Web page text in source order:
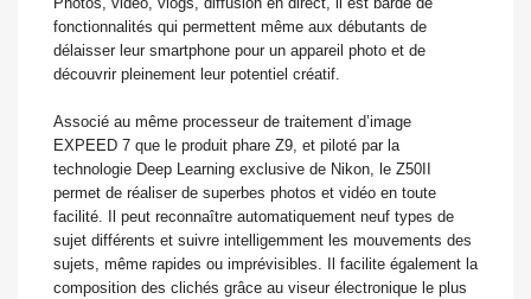
fonctionnalités qui permettent même aux débutants de
délaisser leur smartphone pour un appareil photo et de
découvrir pleinement leur potentiel créatif.
Associé au même processeur de traitement d’image
EXPEED 7 que le produit phare Z9, et piloté par la
technologie Deep Learning exclusive de Nikon, le Z50II
permet de réaliser de superbes photos et vidéo en toute
facilité. Il peut reconnaître automatiquement neuf types de
sujet différents et suivre intelligemment les mouvements des
sujets, même rapides ou imprévisibles. Il facilite également la
composition des clichés grâce au viseur électronique le plus